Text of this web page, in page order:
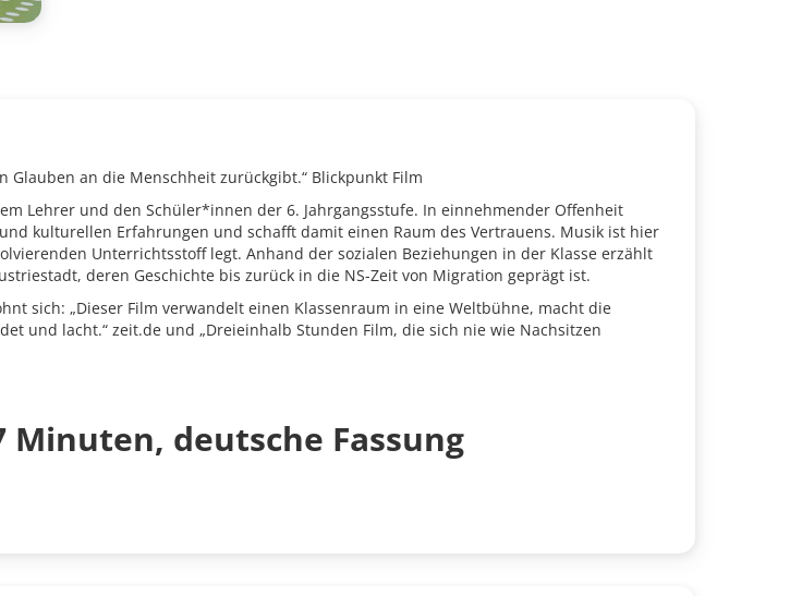
an die Menschheit zurückgibt.“ Blickpunkt Film
Lehrer und den Schüler*innen der 6. Jahrgangsstufe. In einnehmender Offenheit
kulturellen Erfahrungen und schafft damit einen Raum des Vertrauens. Musik ist hier
Unterrichtsstoff legt. Anhand der sozialen Beziehungen in der Klasse erzählt
deren Geschichte bis zurück in die NS-Zeit von Migration geprägt ist.
sich: „Dieser Film verwandelt einen Klassenraum in eine Weltbühne, macht die
und lacht.“ zeit.de und „Dreieinhalb Stunden Film, die sich nie wie Nachsitzen
Minuten, deutsche Fassung